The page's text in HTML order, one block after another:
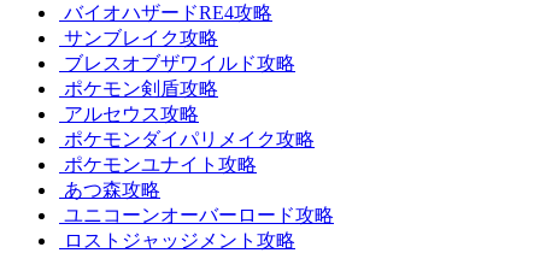
バイオハザードRE4攻略
サンブレイク攻略
ブレスオブザワイルド攻略
ポケモン剣盾攻略
アルセウス攻略
ポケモンダイパリメイク攻略
ポケモンユナイト攻略
あつ森攻略
ユニコーンオーバーロード攻略
ロストジャッジメント攻略